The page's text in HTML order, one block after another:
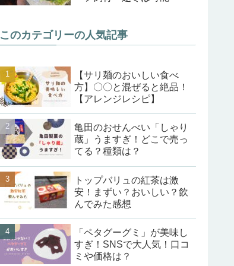
このカテゴリーの人気記事
【サリ麺のおいしい食べ
方】〇〇と混ぜると絶品！
【アレンジレシピ】
亀田のおせんべい「しゃり
蔵」うますぎ！どこで売っ
てる？種類は？
トップバリュの紅茶は激
安！まずい？おいしい？飲
んでみた感想
「ペタグーグミ」が美味し
すぎ！SNSで大人気！口コ
ミや価格は？